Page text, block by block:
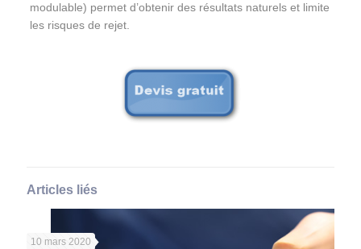
modulable) permet d’obtenir des résultats naturels et limite
les risques de rejet.
Articles liés
10 mars 2020